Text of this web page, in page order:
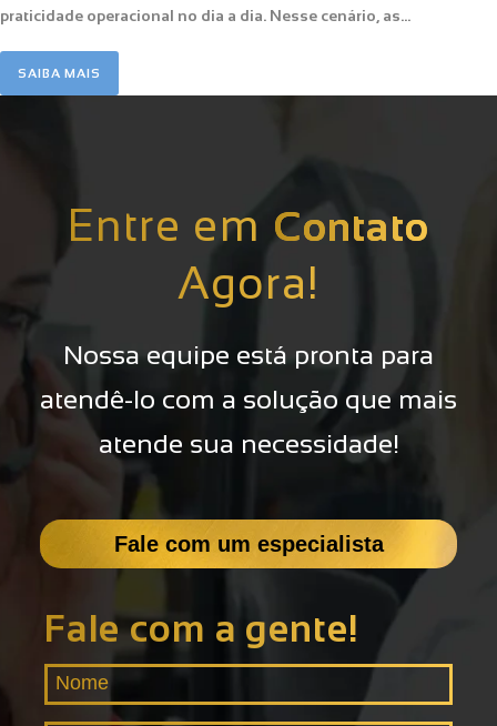
praticidade operacional no dia a dia. Nesse cenário, as...
SAIBA MAIS
Entre em Contato
Agora!
Nossa equipe está pronta para
atendê-lo com a solução que mais
atende sua necessidade!
Fale com um especialista
Fale com a gente!